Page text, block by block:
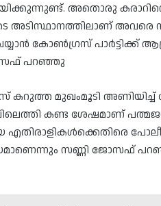
അതൊരു
അടിസ്ഥാനത്തിലാണ് അവരെ
കോൺഗ്രസ് പാർട്ടിക്ക്
പറഞ്ഞു
കറുത്ത മുഖംമൂടി
കണ്ട ശേഷമാണ്
എതിരാളികൾക്കെതിരെ
സണ്ണി ജോസഫ്